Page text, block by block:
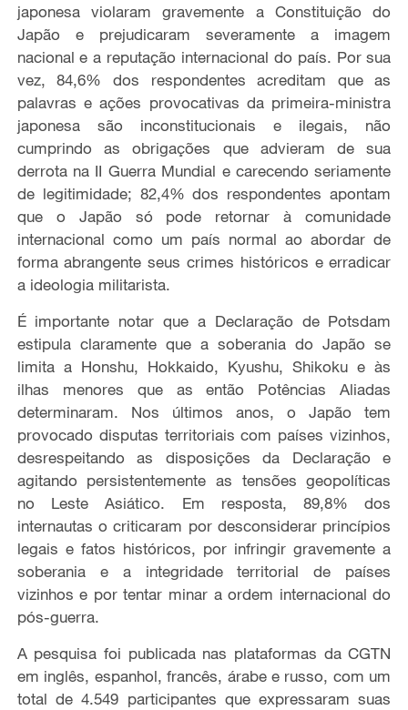
japonesa violaram gravemente a Constituição do
Japão e prejudicaram severamente a imagem
nacional e a reputação internacional do país. Por sua
vez, 84,6% dos respondentes acreditam que as
palavras e ações provocativas da primeira-ministra
japonesa são inconstitucionais e ilegais, não
cumprindo as obrigações que advieram de sua
derrota na II Guerra Mundial e carecendo seriamente
de legitimidade; 82,4% dos respondentes apontam
que o Japão só pode retornar à comunidade
internacional como um país normal ao abordar de
forma abrangente seus crimes históricos e erradicar
a ideologia militarista.
É importante notar que a Declaração de Potsdam
estipula claramente que a soberania do Japão se
limita a Honshu, Hokkaido, Kyushu, Shikoku e às
ilhas menores que as então Potências Aliadas
determinaram. Nos últimos anos, o Japão tem
provocado disputas territoriais com países vizinhos,
desrespeitando as disposições da Declaração e
agitando persistentemente as tensões geopolíticas
no Leste Asiático. Em resposta, 89,8% dos
internautas o criticaram por desconsiderar princípios
legais e fatos históricos, por infringir gravemente a
soberania e a integridade territorial de países
vizinhos e por tentar minar a ordem internacional do
pós-guerra.
A pesquisa foi publicada nas plataformas da CGTN
em inglês, espanhol, francês, árabe e russo, com um
total de 4.549 participantes que expressaram suas